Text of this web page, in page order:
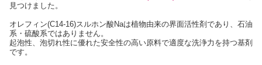
見つけました。
オレフィン(C14-16)スルホン酸Naは植物由来の界面活性剤であり、石油
系・硫酸系ではありません。
起泡性、泡切れ性に優れた安全性の高い原料で適度な洗浄力を持つ基剤
です。